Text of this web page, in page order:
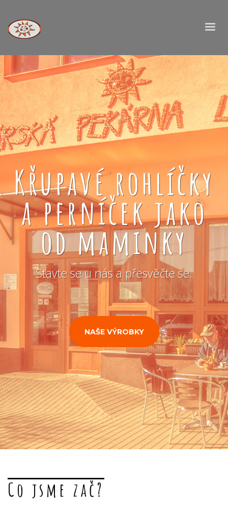
Křupavé rohlíčky
a perníček jako
od maminky
Stavte se u nás a přesvěčte se.
NAŠE VÝROBKY
Co jsme zač?